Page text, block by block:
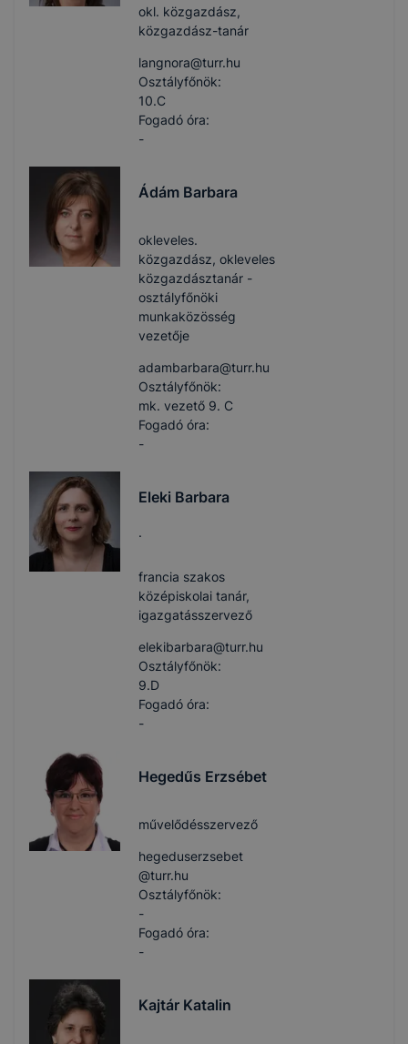
okl. közgazdász,
közgazdász-tanár
langnora​@turr.hu
Osztályfőnök:
10.C
Fogadó óra:
-
Ádám Barbara
okleveles.
közgazdász, okleveles
közgazdásztanár -
osztályfőnöki
munkaközösség
vezetője
adambarbara​@turr.hu
Osztályfőnök:
mk. vezető 9. C
Fogadó óra:
-
Eleki Barbara
.
francia szakos
középiskolai tanár,
igazgatásszervező
elekibarbara​@turr.hu
Osztályfőnök:
9.D
Fogadó óra:
-
Hegedűs Erzsébet
művelődésszervező
hegeduserzsebet​
@turr.hu
Osztályfőnök:
-
Fogadó óra:
-
Kajtár Katalin